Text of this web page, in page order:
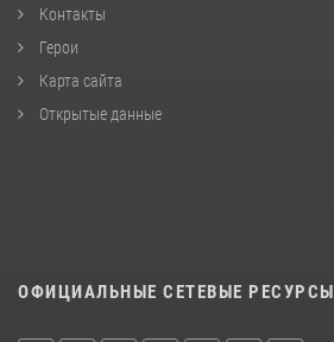
Контакты
Герои
Карта сайта
Открытые данные
ОФИЦИАЛЬНЫЕ СЕТЕВЫЕ РЕСУРСЫ